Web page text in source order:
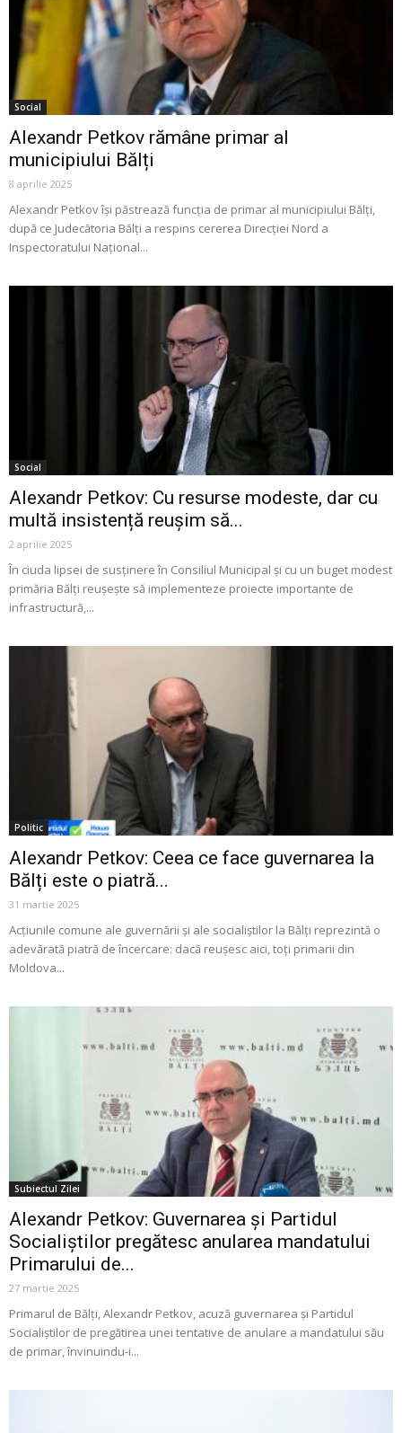
Social
Alexandr Petkov rămâne primar al
municipiului Bălți
8 aprilie 2025
Alexandr Petkov își păstrează funcția de primar al municipiului Bălți,
după ce Judecătoria Bălți a respins cererea Direcției Nord a
Inspectoratului Național...
Social
Alexandr Petkov: Cu resurse modeste, dar cu
multă insistență reușim să...
2 aprilie 2025
În ciuda lipsei de susținere în Consiliul Municipal și cu un buget modest
primăria Bălți reușește să implementeze proiecte importante de
infrastructură,...
Politic
Alexandr Petkov: Ceea ce face guvernarea la
Bălți este o piatră...
31 martie 2025
Acțiunile comune ale guvernării și ale socialiștilor la Bălți reprezintă o
adevărată piatră de încercare: dacă reușesc aici, toți primarii din
Moldova...
Subiectul Zilei
Alexandr Petkov: Guvernarea și Partidul
Socialiștilor pregătesc anularea mandatului
Primarului de...
27 martie 2025
Primarul de Bălți, Alexandr Petkov, acuză guvernarea și Partidul
Socialiștilor de pregătirea unei tentative de anulare a mandatului său
de primar, învinuindu-i...